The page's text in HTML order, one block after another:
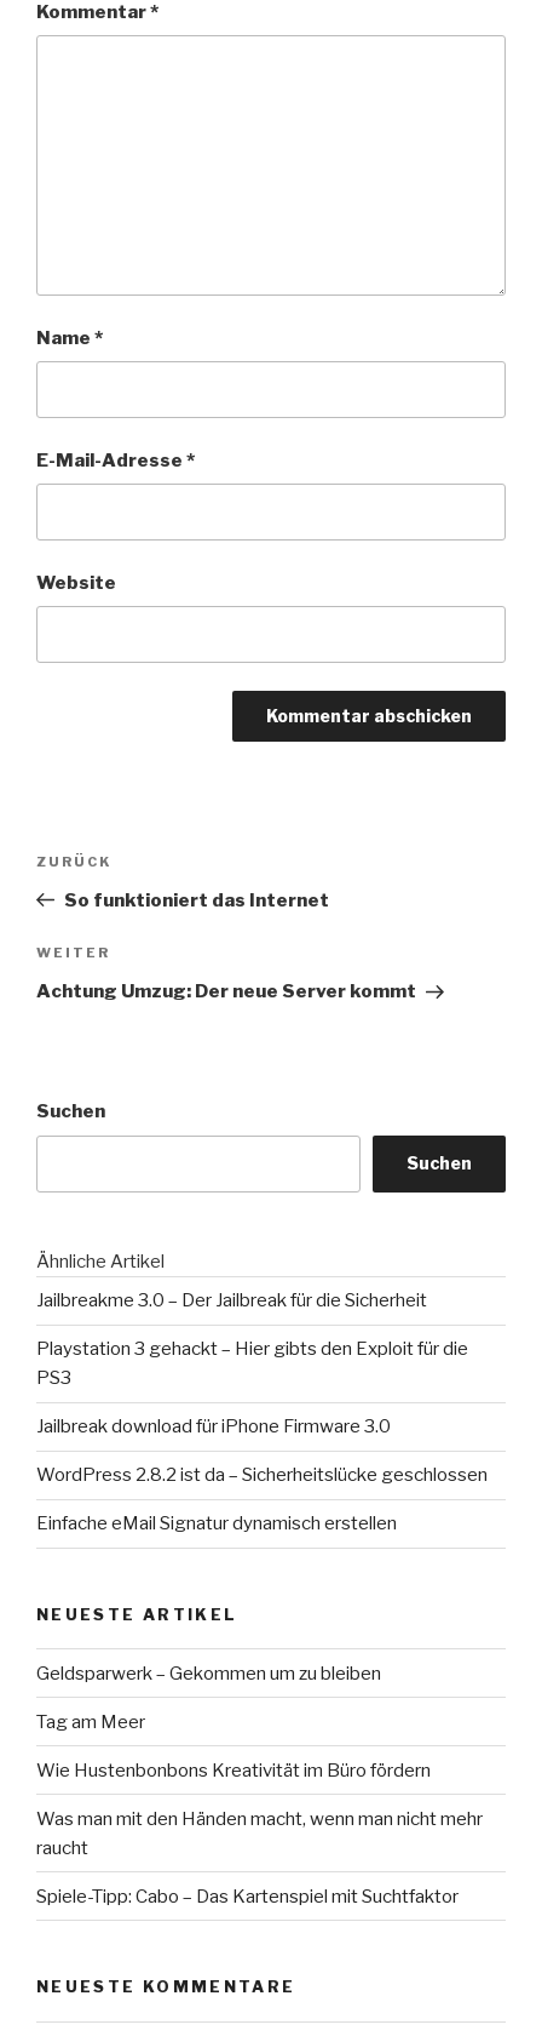
Kommentar*
Name *
E-Mail-Adresse *
Website
Beitragsnavigation
Vorheriger
Beitrag
ZURÜCK
So funktioniert das Internet
Nächster
Beitrag
WEITER
Achtung Umzug: Der neue Server kommt
Suchen
Suchen
Ähnliche Artikel
Jailbreakme 3.0 – Der Jailbreak für die Sicherheit
Playstation 3 gehackt – Hier gibts den Exploit für die
PS3
Jailbreak download für iPhone Firmware 3.0
WordPress 2.8.2 ist da – Sicherheitslücke geschlossen
Einfache eMail Signatur dynamisch erstellen
NEUESTE ARTIKEL
Geldsparwerk – Gekommen um zu bleiben
Tag am Meer
Wie Hustenbonbons Kreativität im Büro fördern
Was man mit den Händen macht, wenn man nicht mehr
raucht
Spiele-Tipp: Cabo – Das Kartenspiel mit Suchtfaktor
NEUESTE KOMMENTARE